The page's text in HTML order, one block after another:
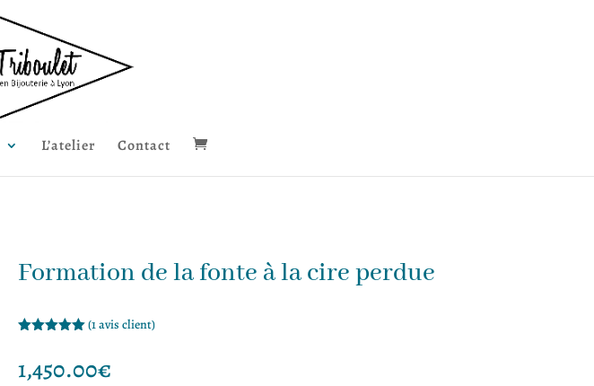
L’atelier Contact
Formation de la fonte à la cire perdue
basé sur
notation
(1avis client)
1,450.00€